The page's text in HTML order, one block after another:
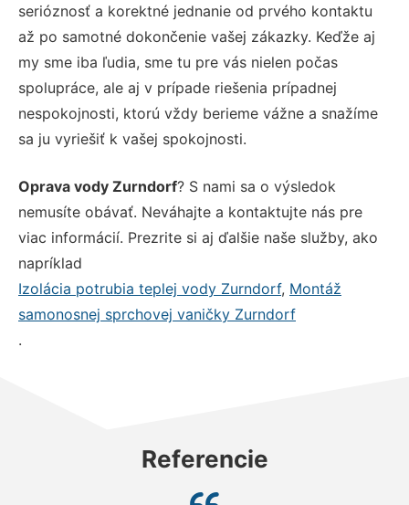
serióznosť a korektné jednanie od prvého kontaktu
až po samotné dokončenie vašej zákazky. Keďže aj
my sme iba ľudia, sme tu pre vás nielen počas
spolupráce, ale aj v prípade riešenia prípadnej
nespokojnosti, ktorú vždy berieme vážne a snažíme
sa ju vyriešiť k vašej spokojnosti.
Oprava vody Zurndorf? S nami sa o výsledok
nemusíte obávať. Neváhajte a kontaktujte nás pre
viac informácií. Prezrite si aj ďalšie naše služby, ako
napríklad
Izolácia potrubia teplej vody Zurndorf, Montáž
samonosnej sprchovej vaničky Zurndorf
.
Referencie